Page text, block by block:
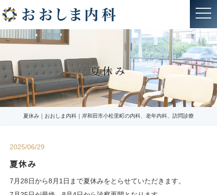
t
o
g
l
e
n
a
v
i
i
夏休み
夏休み｜おおしま内科｜岸和田市小松里町の内科、老年内科、訪問診療
2025/06/29
夏休み
7月28日から8月1日まで夏休みをとらせていただきます。